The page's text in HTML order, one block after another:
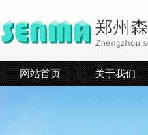
网站首页 关于我们